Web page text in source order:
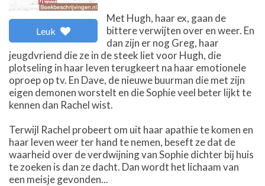
Leuk
Met Hugh, haar ex, gaan de
bittere verwijten over en weer. En
dan zijn er nog Greg, haar
jeugdvriend die ze in de steek liet voor Hugh, die
plotseling in haar leven terugkeert na haar emotionele
oproep op tv. En Dave, de nieuwe buurman die met zijn
eigen demonen worstelt en die Sophie veel beter lijkt te
kennen dan Rachel wist.
Terwijl Rachel probeert om uit haar apathie te komen en
haar leven weer ter hand te nemen, beseft ze dat de
waarheid over de verdwijning van Sophie dichter bij huis
te zoeken is dan ze dacht. Dan wordt het lichaam van
een meisje gevonden...